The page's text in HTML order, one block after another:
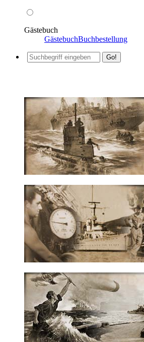
Gästebuch
GästebuchBuchbestellung